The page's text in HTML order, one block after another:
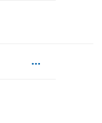
...